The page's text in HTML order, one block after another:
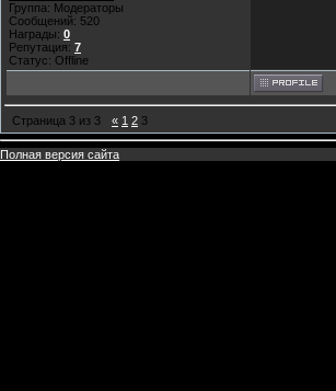
Группа: Модераторы
Сообщений: 520
Награды: 0
Репутация: 7
Статус: Offline
Страница 3 из 3 « 1 2 3
Полная версия сайта